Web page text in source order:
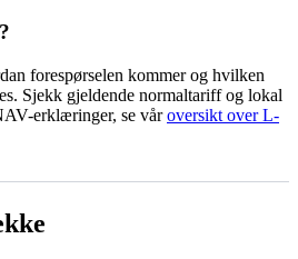
forespørselen kommer og hvilken
Sjekk gjeldende normaltariff og lokal
erklæringer, se våroversikt over L-